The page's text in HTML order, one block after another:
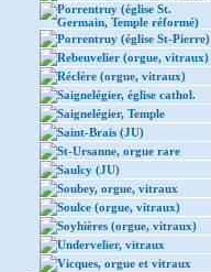
Porrentruy (église St.
Germain, Temple réformé)
Porrentruy (église St-Pierre)
Rebeuvelier (orgue, vitraux)
Réclère (orgue, vitraux)
Saignelégier, église cathol.
Saignelégier, Temple
Saint-Brais (JU)
St-Ursanne, orgue rare
Saulcy (JU)
Soubey, orgue, vitraux
Soulce (orgue, vitraux)
Soyhières (orgue, vitraux)
Undervelier, vitraux
Vicques, orgue et vitraux